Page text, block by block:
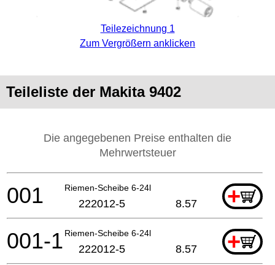
Teilezeichnung 1
Zum Vergrößern anklicken
Teileliste der Makita 9402
Die angegebenen Preise enthalten die
Mehrwertsteuer
Riemen-Scheibe 6-24l +
001 222012-5 8.57
Riemen-Scheibe 6-24l +
001-1 222012-5 8.57